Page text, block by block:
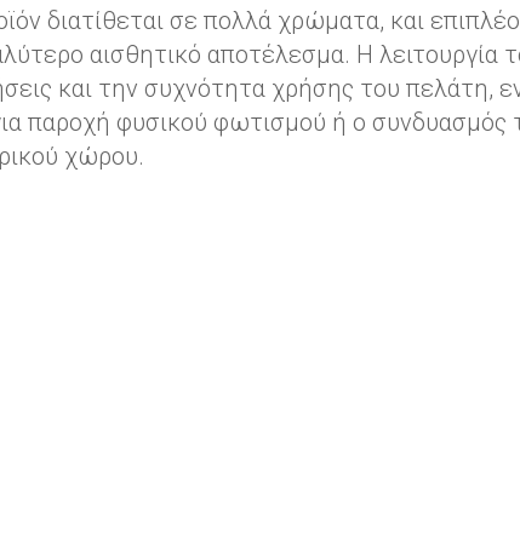
διατίθεται σε πολλά χρώματα, και
αισθητικό αποτέλεσμα. Η λειτουργία
και την συχνότητα χρήσης του πελάτη,
παροχή φυσικού φωτισμού ή ο συνδυασμός
χώρου.